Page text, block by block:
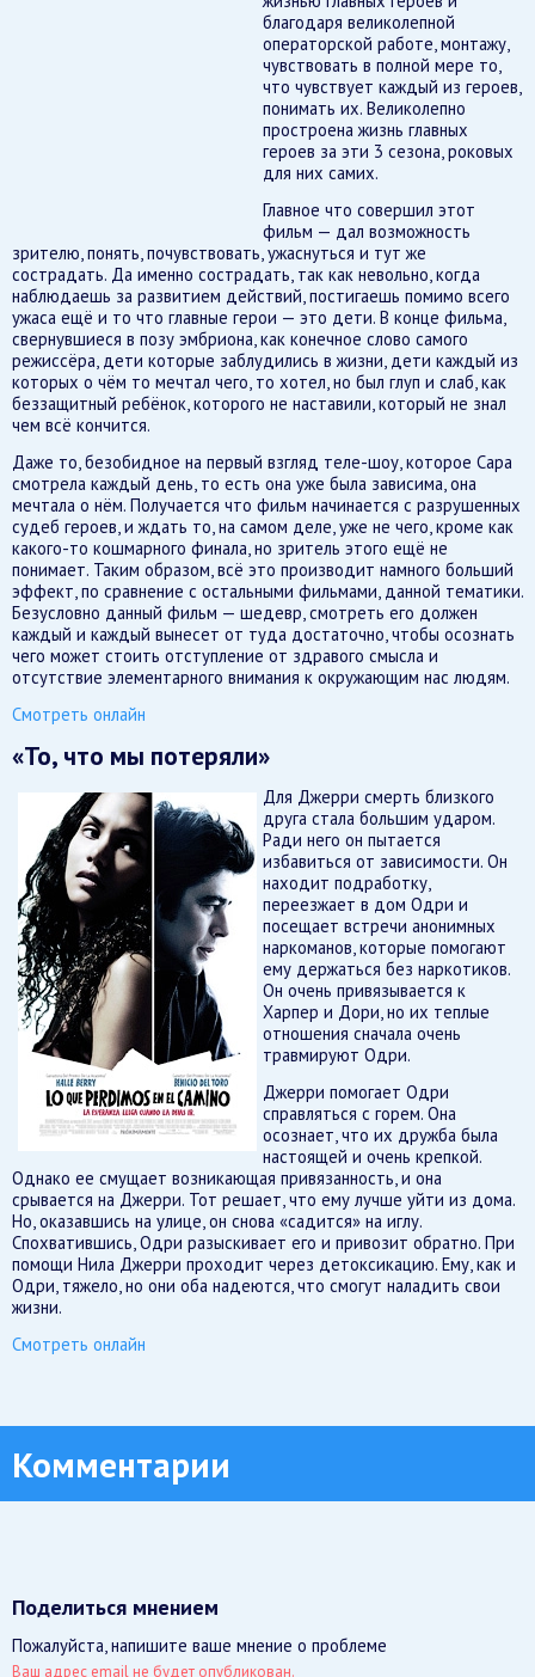
благодаря великолепной
операторской работе, монтажу,
чувствовать в полной мере то,
что чувствует каждый из героев,
понимать их. Великолепно
простроена жизнь главных
героев за эти 3 сезона, роковых
для них самих.
Главное что совершил этот
фильм — дал возможность
зрителю, понять, почувствовать, ужаснуться и тут же
сострадать. Да именно сострадать, так как невольно, когда
наблюдаешь за развитием действий, постигаешь помимо всего
ужаса ещё и то что главные герои — это дети. В конце фильма,
свернувшиеся в позу эмбриона, как конечное слово самого
режиссёра, дети которые заблудились в жизни, дети каждый из
которых о чём то мечтал чего, то хотел, но был глуп и слаб, как
беззащитный ребёнок, которого не наставили, который не знал
чем всё кончится.
Даже то, безобидное на первый взгляд теле-шоу, которое Сара
смотрела каждый день, то есть она уже была зависима, она
мечтала о нём. Получается что фильм начинается с разрушенных
судеб героев, и ждать то, на самом деле, уже не чего, кроме как
какого-то кошмарного финала, но зритель этого ещё не
понимает. Таким образом, всё это производит намного больший
эффект, по сравнение с остальными фильмами, данной тематики.
Безусловно данный фильм — шедевр, смотреть его должен
каждый и каждый вынесет от туда достаточно, чтобы осознать
чего может стоить отступление от здравого смысла и
отсутствие элементарного внимания к окружающим нас людям.
Смотреть онлайн
«То, что мы потеряли»
Для Джерри смерть близкого
друга стала большим ударом.
Ради него он пытается
избавиться от зависимости. Он
находит подработку,
переезжает в дом Одри и
посещает встречи анонимных
наркоманов, которые помогают
ему держаться без наркотиков.
Он очень привязывается к
Харпер и Дори, но их теплые
отношения сначала очень
травмируют Одри.
Джерри помогает Одри
справляться с горем. Она
осознает, что их дружба была
настоящей и очень крепкой.
Однако ее смущает возникающая привязанность, и она
срывается на Джерри. Тот решает, что ему лучше уйти из дома.
Но, оказавшись на улице, он снова «садится» на иглу.
Спохватившись, Одри разыскивает его и привозит обратно. При
помощи Нила Джерри проходит через детоксикацию. Ему, как и
Одри, тяжело, но они оба надеются, что смогут наладить свои
жизни.
Смотреть онлайн
Комментарии
Поделиться мнением
Пожалуйста, напишите ваше мнение о проблеме
Ваш адрес email не будет опубликован.